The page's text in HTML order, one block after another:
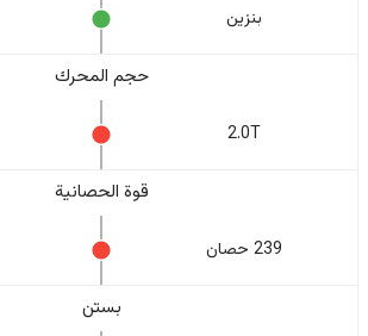
بنزين
حجم المحرك
2.0T
قوة الحصانية
239 حصان
بستن